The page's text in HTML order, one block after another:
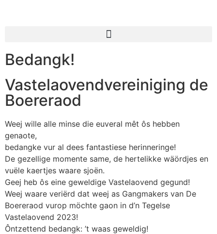
Bedangk!
Vastelaovendvereiniging de
Boereraod
Weej wille alle minse die euveral mêt ôs hebben
genaote,
bedangke vur al dees fantastiese herinneringe!
De gezellige momente same, de hertelikke wäördjes en
vuële kaertjes waare sjoën.
Geej heb ôs eine geweldige Vastelaovend gegund!
Weej waare veriërd dat weej as Gangmakers van De
Boereraod vurop möchte gaon in d’n Tegelse
Vastelaovend 2023!
Ôntzettend bedangk: ’t waas geweldig!